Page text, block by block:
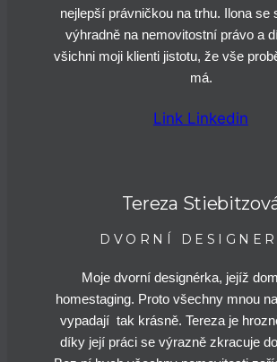
nejlepší právničkou na trhu. Ilona se
výhradně na nemovitostní právo a
všichni moji klienti jistotu, že vše
má.
Link Linkedin
Tereza
DVORNÍ
Moje dvorní designérka, jejíž
homestaging. Proto všechny mnou
vypadají tak krásně. Tereza je
díky její práci se výrazně zkracuje